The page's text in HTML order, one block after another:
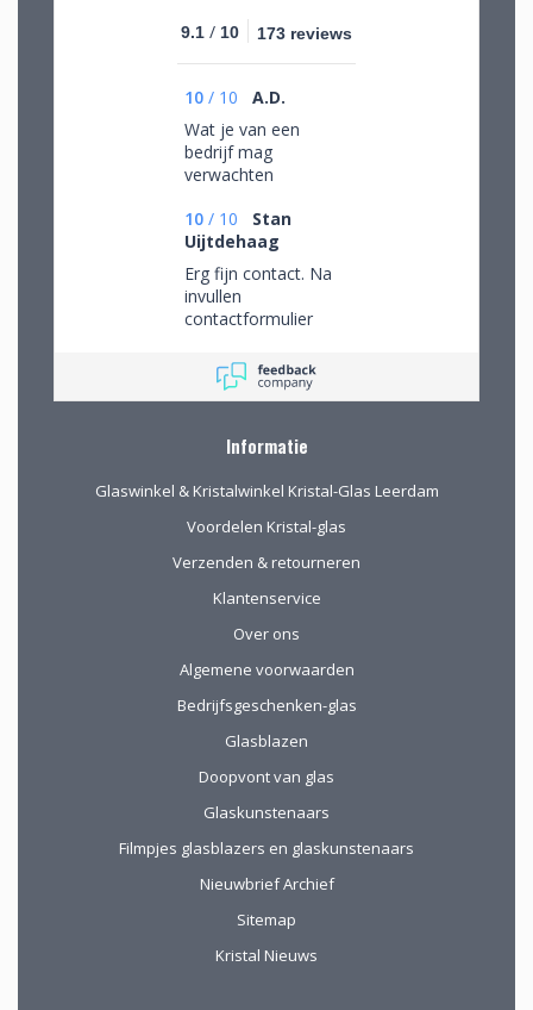
9.1 / 10 173 reviews
10 / 10
A.D.
Wat je van een
bedrijf mag
verwachten
10 / 10
Stan
Uijtdehaag
Erg fijn contact. Na
invullen
contactformulier
persoonlijke wensen
besproken. Afspraak
gemaakt om in de
bekijken en de
(uitgebreid graveren)
vorm te geven.
Informatie
Glaswinkel & Kristalwinkel Kristal-Glas Leerdam
Voordelen Kristal-glas
Verzenden & retourneren
Klantenservice
Over ons
Algemene voorwaarden
Bedrijfsgeschenken-glas
Glasblazen
Doopvont van glas
Glaskunstenaars
Filmpjes glasblazers en glaskunstenaars
Nieuwbrief Archief
Sitemap
Kristal Nieuws